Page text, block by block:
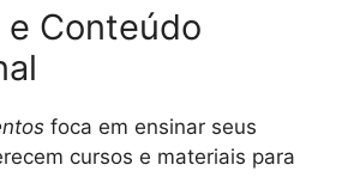
e Conteúdo
foca em ensinar seus
cursos e materiais para